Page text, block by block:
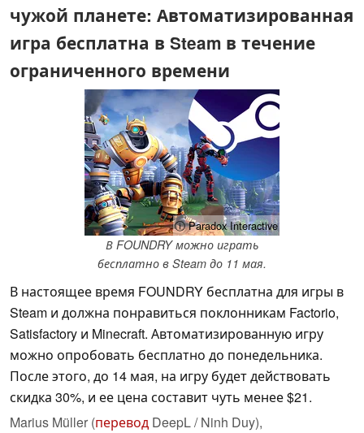
чужой планете: Автоматизированная
игра бесплатна в Steam в течение
ограниченного времени
ⓘ Paradox Interactive
В FOUNDRY можно играть
бесплатно в Steam до 11 мая.
В настоящее время FOUNDRY бесплатна для игры в
Steam и должна понравиться поклонникам Factorio,
Satisfactory и Minecraft. Автоматизированную игру
можно опробовать бесплатно до понедельника.
После этого, до 14 мая, на игру будет действовать
скидка 30%, и ее цена составит чуть менее $21.
Marius Müller (перевод DeepL / Ninh Duy),